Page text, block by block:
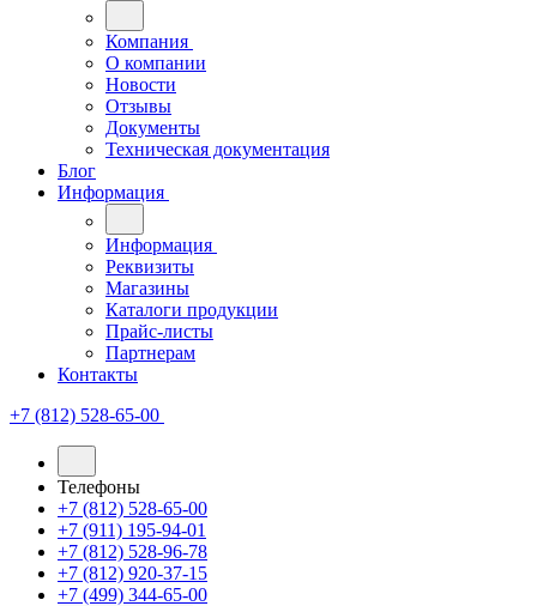
Компания
О компании
Новости
Отзывы
Документы
Техническая документация
Блог
Информация
Информация
Реквизиты
Магазины
Каталоги продукции
Прайс-листы
Партнерам
Контакты
+7 (812) 528-65-00
Телефоны
+7 (812) 528-65-00
+7 (911) 195-94-01
+7 (812) 528-96-78
+7 (812) 920-37-15
+7 (499) 344-65-00